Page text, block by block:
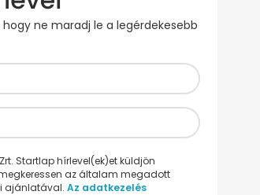
ne maradj le a legérdekesebb
Startlap hírlevel(ek)et küldjön
az általam megadott
ajánlatával. Az adatkezelés